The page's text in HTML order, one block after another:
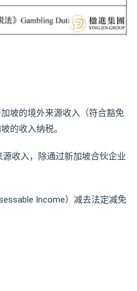
坡的境外来源收入（符合豁免
的收入纳税。
收入，除通过新加坡合伙企业
Income）减去法定减免